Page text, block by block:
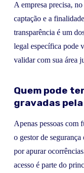
A empresa precisa,
captação e a
transparência é um
legal específica pode
validar com sua área
Quem pode
gravadas
Apenas pessoas com
o gestor de segurança
por apurar
acesso é parte do